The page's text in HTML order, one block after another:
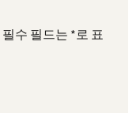
필수 필드는 *로 표